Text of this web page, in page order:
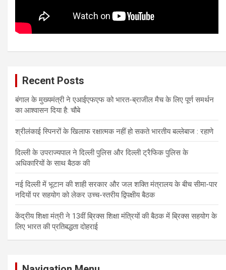
Recent Posts
बंगाल के मुख्यमंत्री ने एआईएफएफ को भारत-ब्राजील मैच के लिए पूर्ण समर्थन
का आश्वासन दिया है: चौबे
श्रीलंकाई स्पिनरों के खिलाफ रक्षात्मक नहीं हो सकते भारतीय बल्लेबाज : रहाणे
दिल्ली के उपराज्यपाल ने दिल्ली पुलिस और दिल्ली ट्रैफिक पुलिस के
अधिकारियों के साथ बैठक की
नई दिल्ली में भूटान की शाही सरकार और जल शक्ति मंत्रालय के बीच सीमा-पार
नदियों पर सहयोग को लेकर उच्च-स्तरीय द्विपक्षीय बैठक
केंद्रीय शिक्षा मंत्री ने 13वीं ब्रिक्स शिक्षा मंत्रियों की बैठक में ब्रिक्स सहयोग के
लिए भारत की प्रतिबद्धता दोहराई